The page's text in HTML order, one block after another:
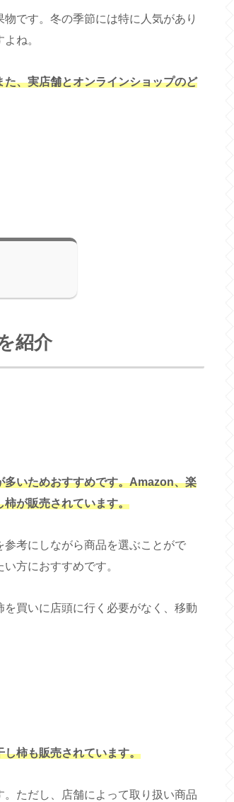
です。冬の季節には特に人気があり
ね。
、実店舗とオンラインショップのど
紹介
多いためおすすめです。Amazon、楽
柿が販売されています。
考にしながら商品を選ぶことがで
方におすすめです。
買いに店頭に行く必要がなく、移動
柿も販売されています。
ただし、店舗によって取り扱い商品